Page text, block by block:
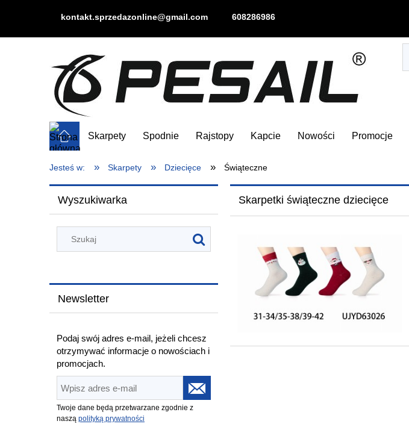
kontakt.sprzedazonline@gmail.com 608286986
Skarpety Spodnie Rajstopy Kapcie Nowości Promocje
Jesteś w: » Skarpety » Dziecięce » Świąteczne
Wyszukiwarka
Newsletter
Podaj swój adres e-mail, jeżeli chcesz
otrzymywać informacje o nowościach i
promocjach.
Twoje dane będą przetwarzane zgodnie z
naszą polityką prywatności
Skarpetki świąteczne dziecięce